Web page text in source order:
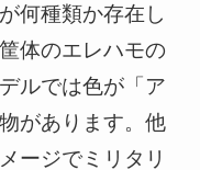
何種類か存在し
体のエレハモの
ルでは色が「ア
があります。他
ージでミリタリ